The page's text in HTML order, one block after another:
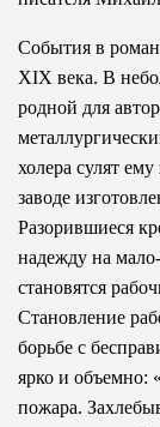
События в
XIX века. В
родной для
холера сулят
заводе
Разорившиеся
надежду на
становятся
Становление
борьбе с
ярко и объемно:
пожара.